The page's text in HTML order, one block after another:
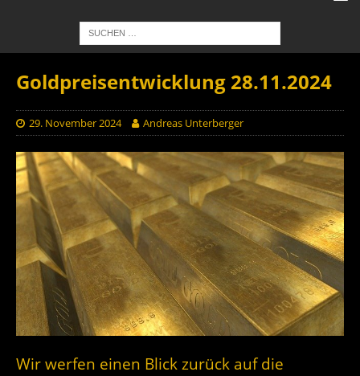
Goldpreisentwicklung 28.11.2024
29. November 2024 Andreas Unterberger
Wir werfen einen Blick zurück auf die